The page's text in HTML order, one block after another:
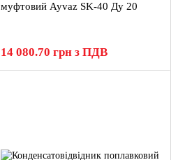
муфтовий Ayvaz SK-40 Ду 20
14 080.70 грн з ПДВ